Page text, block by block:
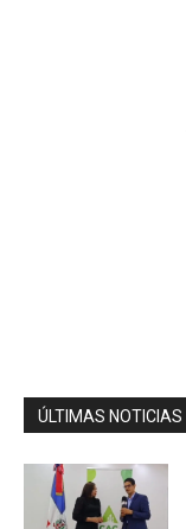
ÚLTIMAS NOTICIAS